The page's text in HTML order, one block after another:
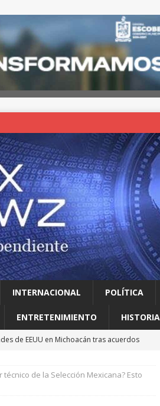
INTERNACIONAL POLÍTICA
ENTRETENIMIENTO
de EEUU en Michoacán tras acuerdos
CURIOSIDADES
técnico de la Selección Mexicana? Esto